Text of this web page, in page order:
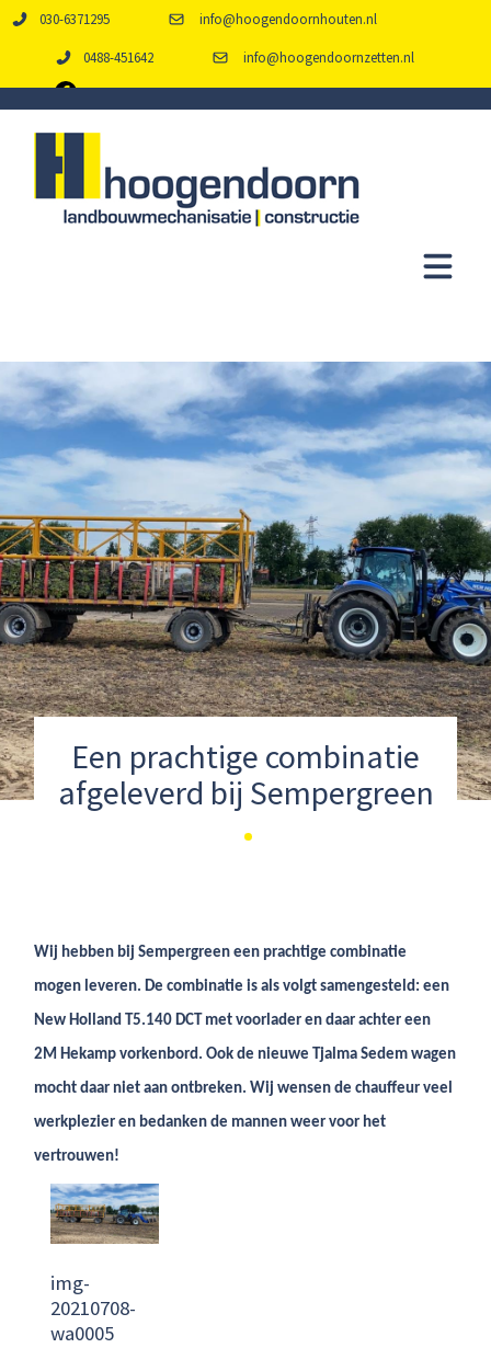
030-6371295 info@hoogendoornhouten.nl
0488-451642 info@hoogendoornzetten.nl
Een prachtige combinatie
afgeleverd bij Sempergreen
Wij hebben bij Sempergreen een prachtige combinatie
mogen leveren. De combinatie is als volgt samengesteld: een
New Holland T5.140 DCT met voorlader en daar achter een
2M Hekamp vorkenbord. Ook de nieuwe Tjalma Sedem wagen
mocht daar niet aan ontbreken. Wij wensen de chauffeur veel
werkplezier en bedanken de mannen weer voor het
vertrouwen!
img-
20210708-
wa0005